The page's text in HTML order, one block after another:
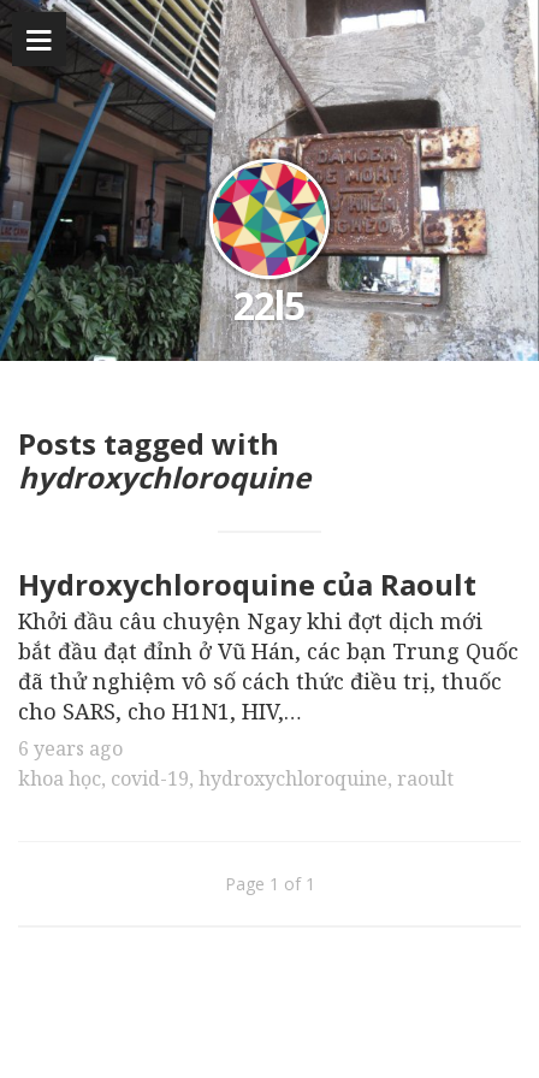
22l5
Posts tagged with
hydroxychloroquine
Hydroxychloroquine của Raoult
Khởi đầu câu chuyện Ngay khi đợt dịch mới
bắt đầu đạt đỉnh ở Vũ Hán, các bạn Trung Quốc
đã thử nghiệm vô số cách thức điều trị, thuốc
cho SARS, cho H1N1, HIV,…
6 years ago
khoa học, covid-19, hydroxychloroquine, raoult
Page 1 of 1